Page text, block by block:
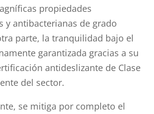
propiedades
y antibacterianas de grado
parte, la tranquilidad bajo el
garantizada gracias a su
antideslizante de Clase
del sector.
se mitiga por completo el